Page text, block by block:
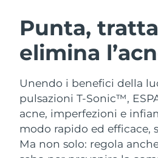
Punta,
elimina
Unendo i benefici della
pulsazioni T-Sonic™,
acne, imperfezioni e
modo rapido ed efficace,
Ma non solo: regola
LUNA™ 4
Anti-aging
BEAR™ 2
Microcurrent
Idratazione
Austria
Bahrein
Belgio
Bermuda
Bosnia ed
Erzegovina